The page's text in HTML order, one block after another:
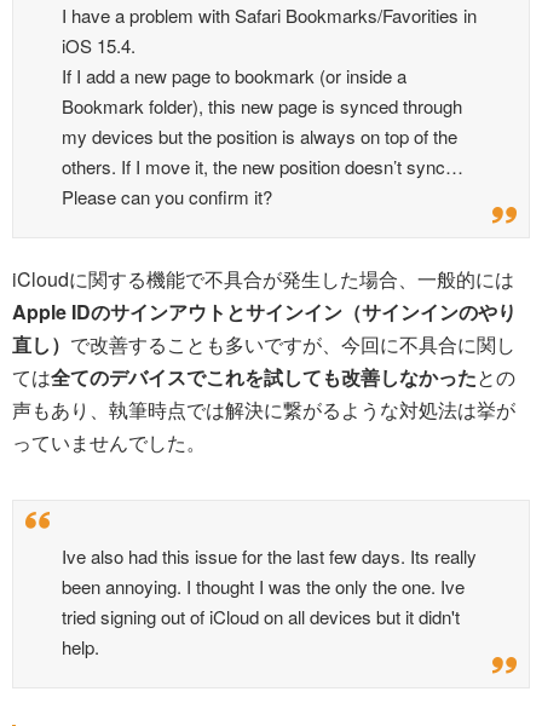
I have a problem with Safari Bookmarks/Favorities in
iOS 15.4.
If I add a new page to bookmark (or inside a
Bookmark folder), this new page is synced through
my devices but the position is always on top of the
others. If I move it, the new position doesn’t sync…
Please can you confirm it?
iCloudに関する機能で不具合が発生した場合、一般的には
Apple IDのサインアウトとサインイン（サインインのやり
直し） で改善することも多いですが、今回に不具合に関し
ては全てのデバイスでこれを試しても改善しなかったとの
声もあり、執筆時点では解決に繋がるような対処法は挙が
っていませんでした。
Ive also had this issue for the last few days. Its really
been annoying. I thought I was the only the one. Ive
tried signing out of iCloud on all devices but it didn't
help.